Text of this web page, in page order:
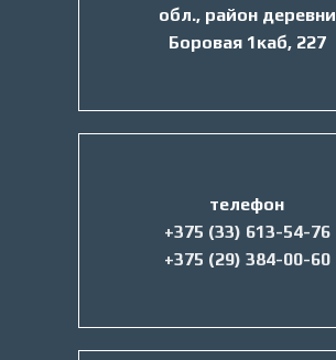
обл., район деревни
Боровая 1каб, 227
телефон
+375 (33) 613-54-76
+375 (29) 384-00-60